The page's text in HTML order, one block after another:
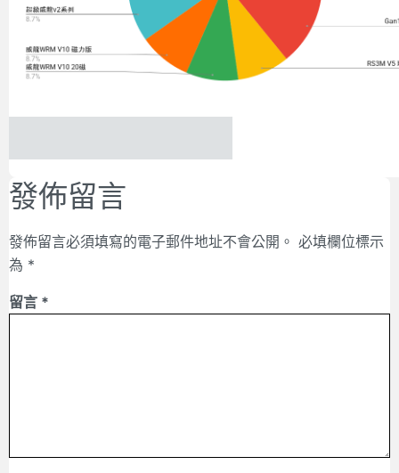
發佈留言
發佈留言必須填寫的電子郵件地址不會公開。 必填欄位標示
為 *
留言 *